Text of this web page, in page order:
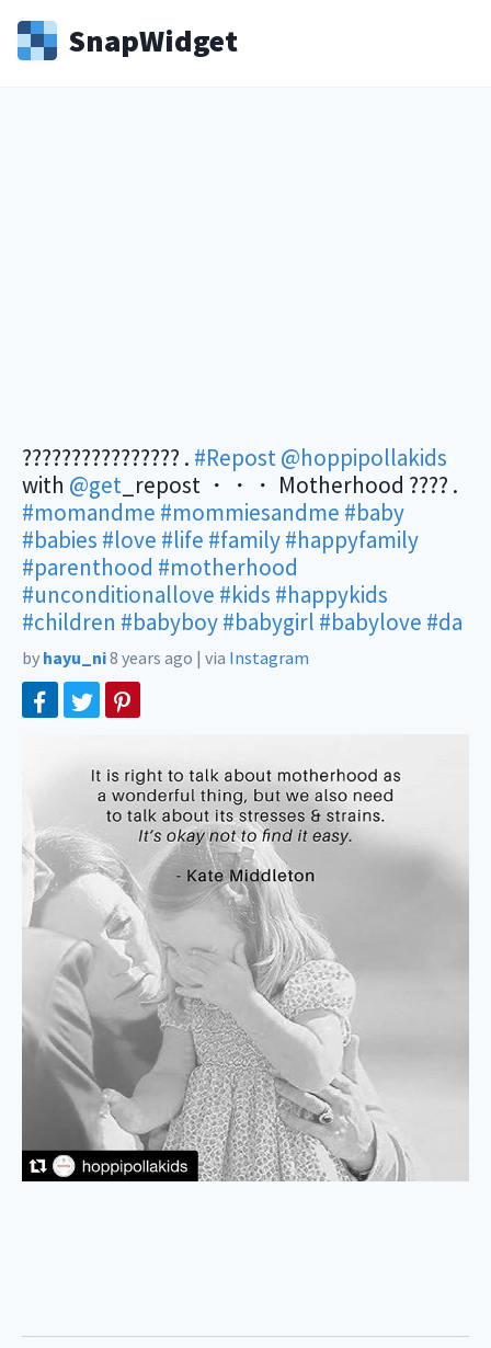
SnapWidget
???????????????? . #Repost@hoppipollakids
with @get _repost ・・・ Motherhood ???? .
#momandme #mommiesandme #baby
#babies #love #life #family#happyfamily
#parenthood #motherhood
#unconditionallove #kids #happykids
#children #babyboy#babygirl #babylove #da
by hayu_ni8 years ago | via Instagram